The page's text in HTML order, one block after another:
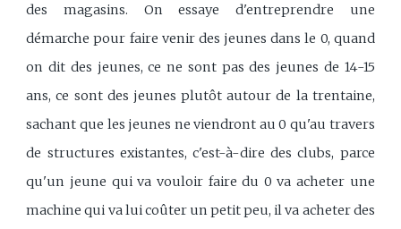
des magasins. On essaye d'entreprendre une
démarche pour faire venir des jeunes dans le 0, quand
on dit des jeunes, ce ne sont pas des jeunes de 14-15
ans, ce sont des jeunes plutôt autour de la trentaine,
sachant que les jeunes ne viendront au 0 qu'au travers
de structures existantes, c'est-à-dire des clubs, parce
qu'un jeune qui va vouloir faire du 0 va acheter une
machine qui va lui coûter un petit peu, il va acheter des